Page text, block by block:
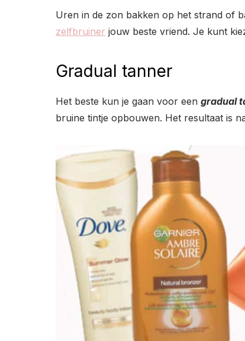
Uren in de zon bakken op het strand of
zelfbruiner jouw beste vriend. Je kunt
Gradual tanner
Het beste kun je gaan voor een gradual
bruine tintje opbouwen. Het resultaat is